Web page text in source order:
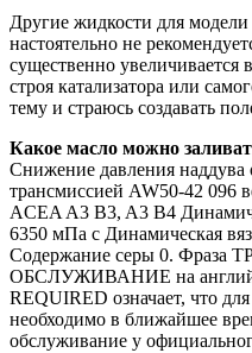
Другие жидкости для
настоятельно не
существенно увеличивается
строя катализатора или
тему и страюсь создавать
Какое масло можно
Снижение давления наддува
трансмиссией AW50-42 096
ACEA A3 B3, A3 B4
6350 мПа с Динамическая
Содержание серы 0.
ОБСЛУЖИВАНИЕ на
REQUIRED означает, что
необходимо в ближайшее
обслуживание у